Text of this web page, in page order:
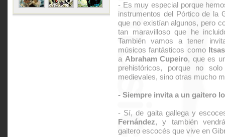
- Es muy especial porque
instrumentos del Pórtico de la
que no existían algunos, pero
tan maravilloso que he
También vamos a tener
músicos fantásticos como
a Abraham Cupeiro, que es
prehistóricos, porque no
medievales, sino otras mucho
- Siempre invita a un gaitero
- Sí, de gaita gallega y
Fernández, y también
gaitero escocés que vive en